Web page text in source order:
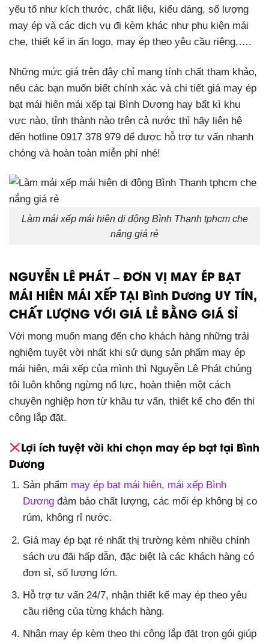
yếu tố như kích thước, chất liệu, kiểu dáng, số lượng
may ép và các dịch vụ đi kèm khác như phụ kiện mái
che, thiết kế in ấn logo, may ép theo yêu cầu riêng,….
Những mức giá trên đây chỉ mang tính chất tham khảo,
nếu các bạn muốn biết chính xác và chi tiết giá may ép
bạt mái hiên mái xếp tại Bình Dương hay bất kì khu
vực nào, tỉnh thành nào trên cả nước thì hãy liên hệ
đến hotline 0917 378 979 để được hỗ trợ tư vấn nhanh
chóng và hoàn toàn miễn phí nhé!
Làm mái xếp mái hiên di động Bình Thạnh tphcm che
nắng giá rẻ
NGUYỄN LÊ PHÁT – ĐƠN VỊ MAY ÉP BẠT
MÁI HIÊN MÁI XẾP TẠI Bình Dương UY TÍN,
CHẤT LƯỢNG VỚI GIÁ LẺ BẰNG GIÁ SỈ
Với mong muốn mang đến cho khách hàng những trải
nghiệm tuyệt vời nhất khi sử dụng sản phẩm may ép
mái hiên, mái xếp của mình thì Nguyễn Lê Phát chúng
tôi luôn không ngừng nổ lực, hoàn thiện một cách
chuyên nghiệp hơn từ khâu tư vấn, thiết kế cho đến thi
công lắp đặt.
Lợi ích tuyệt vời khi chọn may ép bạt tại Bình
Dương
Sản phẩm may ép bạt mái hiên, mái xếp Bình
Dươngđảm bảo chất lượng, các mối ép không bị co
rúm, không rỉ nước.
Giá may ép bạt rẻ nhất thị trường kèm nhiều chính
sách ưu đãi hấp dẫn, đặc biệt là các khách hàng có
đơn sỉ, số lượng lớn.
Hỗ trợ tư vấn 24/7, nhận thiết kế may ép theo yêu
cầu riêng của từng khách hàng.
Nhận may ép kèm theo thi công lắp đặt trọn gói giúp